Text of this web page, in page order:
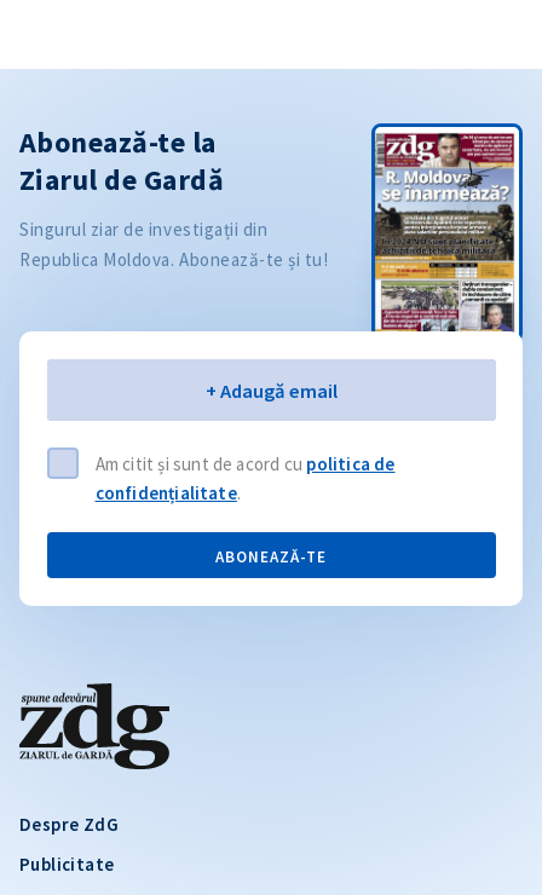
Despre ZdG
Publicitate
Abonează-te la
Ziarul de Gardă
Singurul ziar de investigații din
Republica Moldova. Abonează-te și tu!
+ Adaugă email
Am citit și sunt de acord cu politica de
confidențialitate.
ABONEAZĂ-TE